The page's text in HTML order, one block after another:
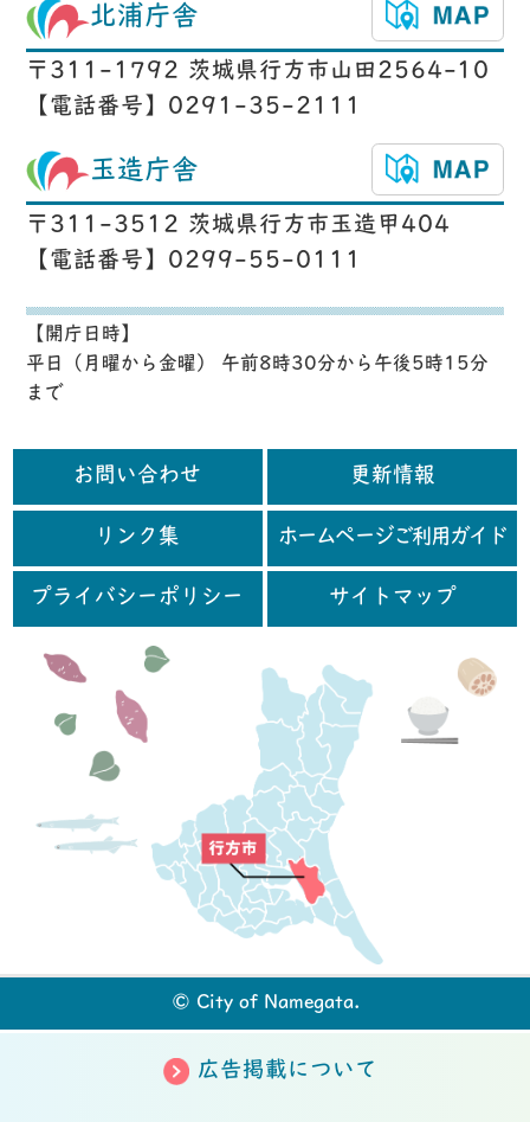
北浦庁舎
〒311-1792 茨城県行方市山田2564-10
【電話番号】0291-35-2111
玉造庁舎
〒311-3512 茨城県行方市玉造甲404
【電話番号】0299-55-0111
【開庁日時】
平日（月曜から金曜） 午前8時30分から午後5時15分
まで
お問い合わせ 更新情報
リンク集 ホームページご利用ガイド
プライバシーポリシー サイトマップ
© City of Namegata.
広告掲載について